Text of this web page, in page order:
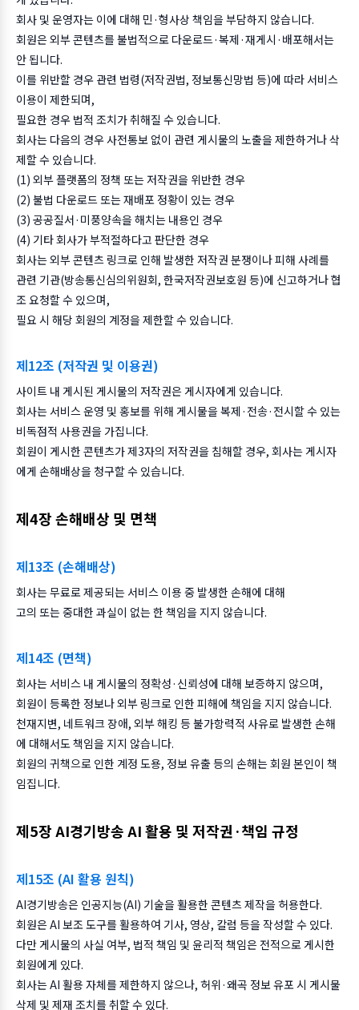
회사 및 운영자는 이에 대해 민·형사상 책임을 부담하지 않습니다.
회원은 외부 콘텐츠를 불법적으로 다운로드·복제·재게시·배포해서는
안 됩니다.
이를 위반할 경우 관련 법령(저작권법, 정보통신망법 등)에 따라 서비스
이용이 제한되며,
필요한 경우 법적 조치가 취해질 수 있습니다.
회사는 다음의 경우 사전통보 없이 관련 게시물의 노출을 제한하거나 삭
제할 수 있습니다.
(1) 외부 플랫폼의 정책 또는 저작권을 위반한 경우
(2) 불법 다운로드 또는 재배포 정황이 있는 경우
(3) 공공질서·미풍양속을 해치는 내용인 경우
(4) 기타 회사가 부적절하다고 판단한 경우
회사는 외부 콘텐츠 링크로 인해 발생한 저작권 분쟁이나 피해 사례를
관련 기관(방송통신심의위원회, 한국저작권보호원 등)에 신고하거나 협
조 요청할 수 있으며,
필요 시 해당 회원의 계정을 제한할 수 있습니다.
제12조 (저작권 및 이용권)
사이트 내 게시된 게시물의 저작권은 게시자에게 있습니다.
회사는 서비스 운영 및 홍보를 위해 게시물을 복제·전송·전시할 수 있는
비독점적 사용권을 가집니다.
회원이 게시한 콘텐츠가 제3자의 저작권을 침해할 경우, 회사는 게시자
에게 손해배상을 청구할 수 있습니다.
제4장 손해배상 및 면책
제13조 (손해배상)
회사는 무료로 제공되는 서비스 이용 중 발생한 손해에 대해
고의 또는 중대한 과실이 없는 한 책임을 지지 않습니다.
제14조 (면책)
회사는 서비스 내 게시물의 정확성·신뢰성에 대해 보증하지 않으며,
회원이 등록한 정보나 외부 링크로 인한 피해에 책임을 지지 않습니다.
천재지변, 네트워크 장애, 외부 해킹 등 불가항력적 사유로 발생한 손해
에 대해서도 책임을 지지 않습니다.
회원의 귀책으로 인한 계정 도용, 정보 유출 등의 손해는 회원 본인이 책
임집니다.
제5장 AI경기방송 AI 활용 및 저작권·책임 규정
제15조 (AI 활용 원칙)
AI경기방송은 인공지능(AI) 기술을 활용한 콘텐츠 제작을 허용한다.
회원은 AI 보조 도구를 활용하여 기사, 영상, 칼럼 등을 작성할 수 있다.
다만 게시물의 사실 여부, 법적 책임 및 윤리적 책임은 전적으로 게시한
회원에게 있다.
회사는 AI 활용 자체를 제한하지 않으나, 허위·왜곡 정보 유포 시 게시물
삭제 및 제재 조치를 취할 수 있다.